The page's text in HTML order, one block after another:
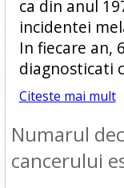
ca din anul
incidentei
In fiecare an,
diagnosticati
Citeste mai mult
Numarul
cancerului